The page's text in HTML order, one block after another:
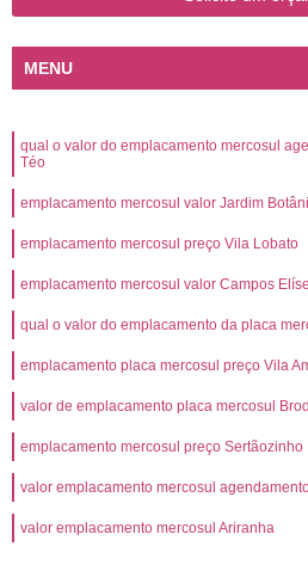
MENU
qual o valor do emplacamento mercosul
Téo
emplacamento mercosul valor Jardim
emplacamento mercosul preço Vila Lobato
emplacamento mercosul valor Campos
qual o valor do emplacamento da placa
emplacamento placa mercosul preço Vila
valor de emplacamento placa mercosul
emplacamento mercosul preço Sertãozinho
valor emplacamento mercosul
valor emplacamento mercosul Ariranha